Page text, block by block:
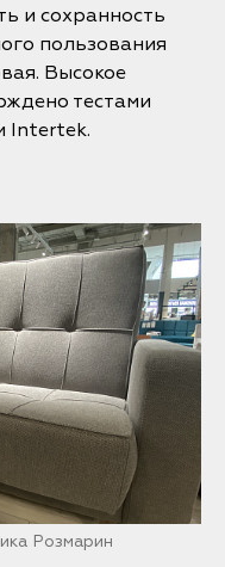
и сохранность
пользования
Высокое
тестами
Intertek.
Розмарин